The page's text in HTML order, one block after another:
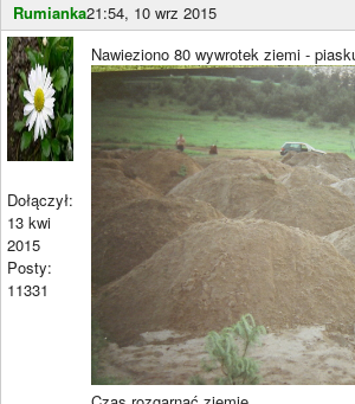
Rumianka21:54, 10 wrz 2015
Dołączył:
13 kwi
2015
Posty:
11331
Nawieziono 80 wywrotek ziemi -